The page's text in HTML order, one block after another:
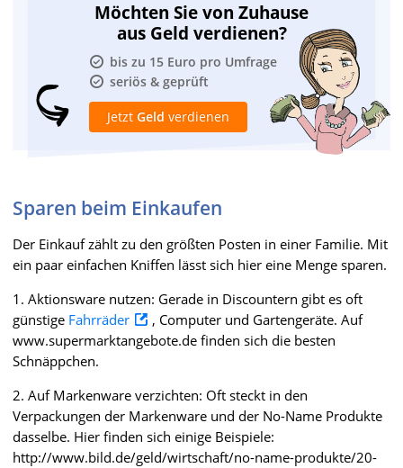
Möchten Sie von Zuhause
aus Geld verdienen?
bis zu 15 Euro pro Umfrage
seriös & geprüft
Jetzt Geld verdienen
Sparen beim Einkaufen
Der Einkauf zählt zu den größten Posten in einer Familie. Mit
ein paar einfachen Kniffen lässt sich hier eine Menge sparen.
1. Aktionsware nutzen: Gerade in Discountern gibt es oft
günstige Fahrräder
, Computer und Gartengeräte. Auf
www.supermarktangebote.de finden sich die besten
Schnäppchen.
2. Auf Markenware verzichten: Oft steckt in den
Verpackungen der Markenware und der No-Name Produkte
dasselbe. Hier finden sich einige Beispiele:
http://www.bild.de/geld/wirtschaft/no-name-produkte/20-